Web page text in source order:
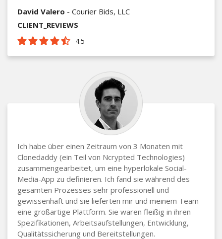
David Valero - Courier Bids, LLC
CLIENT_REVIEWS
4.5
Ich habe über einen Zeitraum von 3 Monaten mit
Clonedaddy (ein Teil von Ncrypted Technologies)
zusammengearbeitet, um eine hyperlokale Social-
Media-App zu definieren. Ich fand sie während des
gesamten Prozesses sehr professionell und
gewissenhaft und sie lieferten mir und meinem Team
eine großartige Plattform. Sie waren fleißig in ihren
Spezifikationen, Arbeitsaufstellungen, Entwicklung,
Qualitätssicherung und Bereitstellungen.